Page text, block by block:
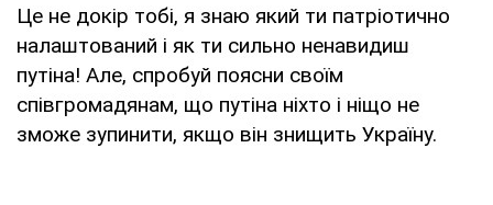
Це не докір тобі, я знаю який ти патріотично
налаштований і як ти сильно ненавидиш
путіна! Але, спробуй поясни своїм
співгромадянам, що путіна ніхто і ніщо не
зможе зупинити, якщо він знищить Україну.